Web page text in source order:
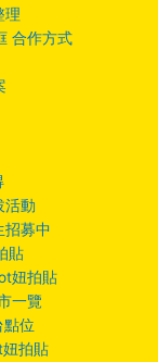
理
合作方式
活動
招募中
貼
妞拍貼
一覽
位
拍貼